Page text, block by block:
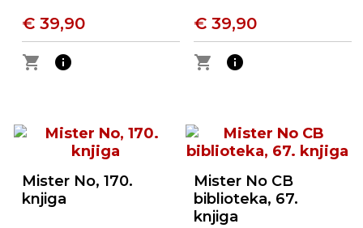
€ 39,90
shopping_cart
info
€ 39,90
shopping_cart
info
Mister No, 170.
knjiga
Mister No CB
biblioteka, 67.
knjiga